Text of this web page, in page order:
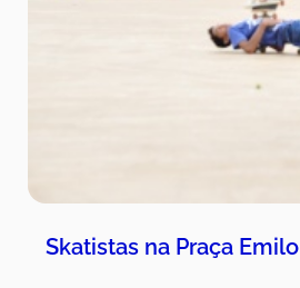
Skatistas na Praça